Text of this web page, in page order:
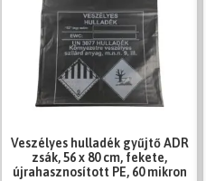
Veszélyes hulladék gyűjtő ADR
zsák, 56 x 80 cm, fekete,
újrahasznosított PE, 60 mikron